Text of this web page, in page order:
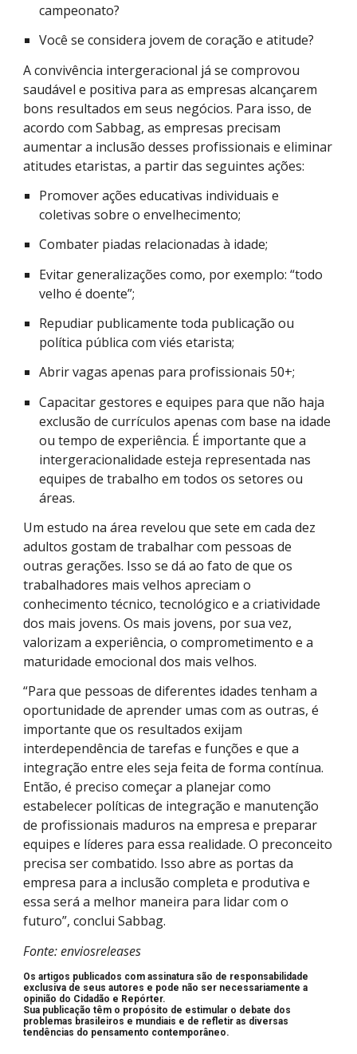
campeonato?
Você se considera jovem de coração e atitude?
A convivência intergeracional já se comprovou
saudável e positiva para as empresas alcançarem
bons resultados em seus negócios. Para isso, de
acordo com Sabbag, as empresas precisam
aumentar a inclusão desses profissionais e eliminar
atitudes etaristas, a partir das seguintes ações:
Promover ações educativas individuais e
coletivas sobre o envelhecimento;
Combater piadas relacionadas à idade;
Evitar generalizações como, por exemplo: “todo
velho é doente”;
Repudiar publicamente toda publicação ou
política pública com viés etarista;
Abrir vagas apenas para profissionais 50+;
Capacitar gestores e equipes para que não haja
exclusão de currículos apenas com base na idade
ou tempo de experiência. É importante que a
intergeracionalidade esteja representada nas
equipes de trabalho em todos os setores ou
áreas.
Um estudo na área revelou que sete em cada dez
adultos gostam de trabalhar com pessoas de
outras gerações. Isso se dá ao fato de que os
trabalhadores mais velhos apreciam o
conhecimento técnico, tecnológico e a criatividade
dos mais jovens. Os mais jovens, por sua vez,
valorizam a experiência, o comprometimento e a
maturidade emocional dos mais velhos.
“Para que pessoas de diferentes idades tenham a
oportunidade de aprender umas com as outras, é
importante que os resultados exijam
interdependência de tarefas e funções e que a
integração entre eles seja feita de forma contínua.
Então, é preciso começar a planejar como
estabelecer políticas de integração e manutenção
de profissionais maduros na empresa e preparar
equipes e líderes para essa realidade. O preconceito
precisa ser combatido. Isso abre as portas da
empresa para a inclusão completa e produtiva e
essa será a melhor maneira para lidar com o
futuro”, conclui Sabbag.
Fonte: enviosreleases
Os artigos publicados com assinatura são de responsabilidade
exclusiva de seus autores e pode não ser necessariamente a
opinião do Cidadão e Repórter.
Sua publicação têm o propósito de estimular o debate dos
problemas brasileiros e mundiais e de refletir as diversas
tendências do pensamento contemporâneo.